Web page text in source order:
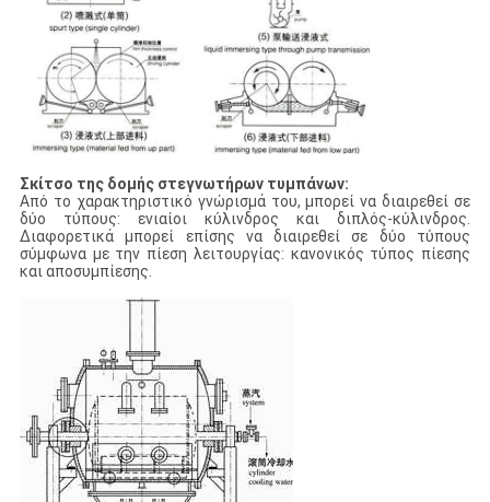
Σκίτσο της δομής στεγνωτήρων τυμπάνων:
Από το χαρακτηριστικό γνώρισμά του, μπορεί να διαιρεθεί σε
δύο τύπους: ενιαίοι κύλινδρος και διπλός-κύλινδρος.
Διαφορετικά μπορεί επίσης να διαιρεθεί σε δύο τύπους
σύμφωνα με την πίεση λειτουργίας: κανονικός τύπος πίεσης
και αποσυμπίεσης.